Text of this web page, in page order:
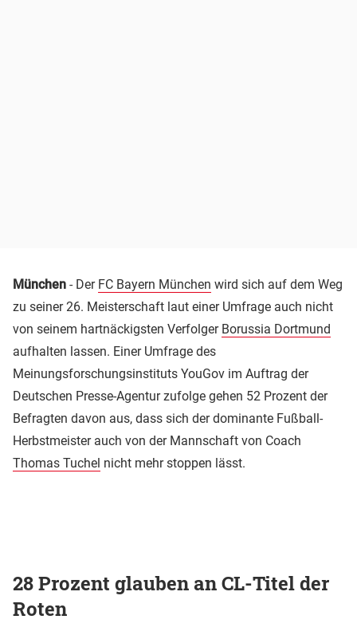
München - Der FC Bayern München wird sich auf dem Weg
zu seiner 26. Meisterschaft laut einer Umfrage auch nicht
von seinem hartnäckigsten Verfolger Borussia Dortmund
aufhalten lassen. Einer Umfrage des
Meinungsforschungsinstituts YouGov im Auftrag der
Deutschen Presse-Agentur zufolge gehen 52 Prozent der
Befragten davon aus, dass sich der dominante Fußball-
Herbstmeister auch von der Mannschaft von Coach
Thomas Tuchel nicht mehr stoppen lässt.
28 Prozent glauben an CL-Titel der
Roten